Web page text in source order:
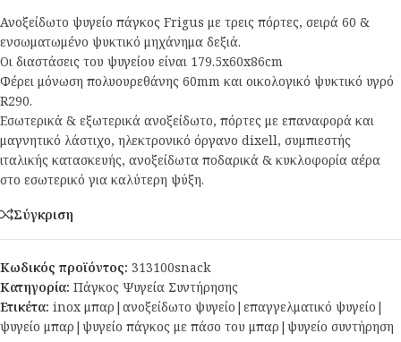
Ανοξείδωτο ψυγείο πάγκος Frigus με τρεις πόρτες, σειρά 60 &
ενσωματωμένο ψυκτικό μηχάνημα δεξιά.
Οι διαστάσεις του ψυγείου είναι 179.5x60x86cm
Φέρει μόνωση πολυουρεθάνης 60mm και οικολογικό ψυκτικό υγρό
R290.
Εσωτερικά & εξωτερικά ανοξείδωτο, πόρτες με επαναφορά και
μαγνητικό λάστιχο, ηλεκτρονικό όργανο dixell, συμπιεστής
ιταλικής κατασκευής, ανοξείδωτα ποδαρικά & κυκλοφορία αέρα
στο εσωτερικό για καλύτερη ψύξη.
Σύγκριση
Κωδικός προϊόντος: 313100snack
Κατηγορία: Πάγκος Ψυγεία Συντήρησης
Ετικέτα: inox μπαρ|ανοξείδωτο ψυγείο|επαγγελματικό ψυγείο|
ψυγείο μπαρ|ψυγείο πάγκος με πάσο του μπαρ|ψυγείο συντήρηση